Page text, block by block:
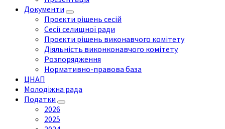
Документи
Проєкти рішень сесій
Сесії селищної ради
Проєкти рішень виконавчого комітету
Діяльність виконконавчого комітету
Розпорядження
Нормативно-правова база
ЦНАП
Молодіжна рада
Податки
2026
2025